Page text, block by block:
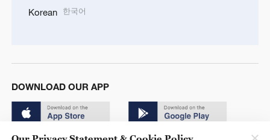
Korean 한국어
DOWNLOAD OUR APP